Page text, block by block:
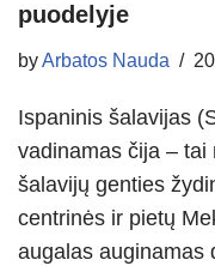
puodelyje
byArbatos Nauda
Ispaninis šalavijas
vadinamas čija – tai
šalavijų genties
centrinės ir pietų
augalas auginamas